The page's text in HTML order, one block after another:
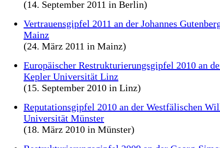
(14. September 2011 in Berlin)
Vertrauensgipfel 2011 an der Johannes
Mainz
(24. März 2011 in Mainz)
Europäischer Restrukturierungsgipfel 2010 an
Kepler Universität Linz
(15. September 2010 in Linz)
Reputationsgipfel 2010 an der Westfälischen
Universität Münster
(18. März 2010 in Münster)